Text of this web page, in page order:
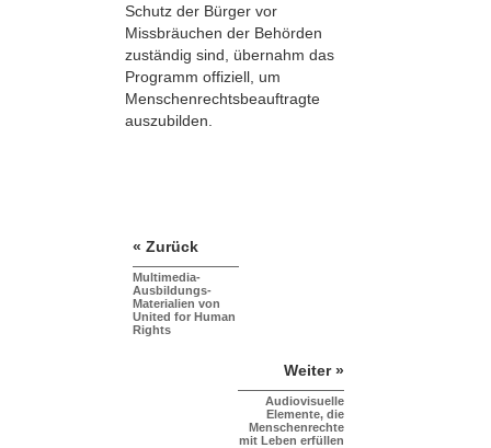
Schutz der Bürger vor
Missbräuchen der Behörden
zuständig sind, übernahm das
Programm offiziell, um
Menschenrechtsbeauftragte
auszubilden.
« Zurück
Multimedia-
Ausbildungs-
Materialien von
United for Human
Rights
Weiter »
Audiovisuelle
Elemente, die
Menschenrechte
mit Leben erfüllen